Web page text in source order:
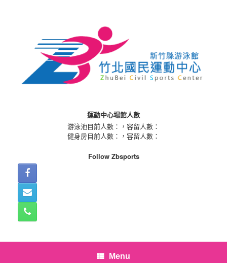
運動中心場館人數
游泳池目前人數：
，容留人數：
健身房目前人數：
，容留人數：
Follow Zbsports
Menu